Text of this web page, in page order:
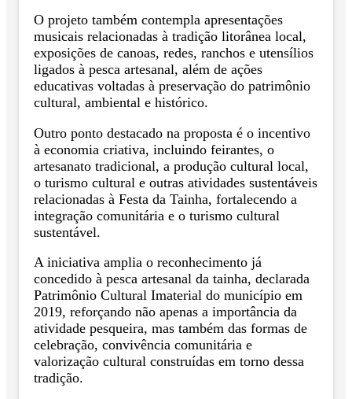
O projeto também contempla apresentações
musicais relacionadas à tradição litorânea local,
exposições de canoas, redes, ranchos e utensílios
ligados à pesca artesanal, além de ações
educativas voltadas à preservação do patrimônio
cultural, ambiental e histórico.
Outro ponto destacado na proposta é o incentivo
à economia criativa, incluindo feirantes, o
artesanato tradicional, a produção cultural local,
o turismo cultural e outras atividades sustentáveis
relacionadas à Festa da Tainha, fortalecendo a
integração comunitária e o turismo cultural
sustentável.
A iniciativa amplia o reconhecimento já
concedido à pesca artesanal da tainha, declarada
Patrimônio Cultural Imaterial do município em
2019, reforçando não apenas a importância da
atividade pesqueira, mas também das formas de
celebração, convivência comunitária e
valorização cultural construídas em torno dessa
tradição.